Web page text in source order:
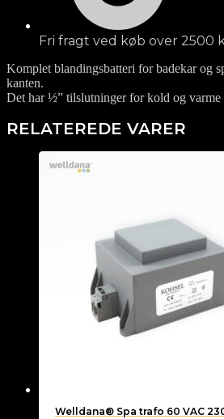
Fri fragt ved køb over 2500
Komplet blandingsbatteri for badekar og
kanten.
Det har ½” tilslutninger for kold og varme
RELATEREDE VARER
Welldana® Spa trafo 60 VAC